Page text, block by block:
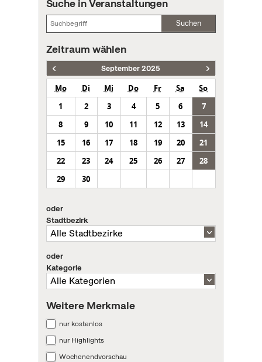
Suche in Veranstaltungen
Suchen
Zeitraum wählen
September 2025
Mo Di Mi Do Fr Sa
So
1
2 3 4 5 6
7
8
9 10 11 12 13
14
15
16 17 18 19 20
21
22
23 24 25 26 27
28
29
30
oder
Stadtbezirk
oder
Kategorie
Weitere Merkmale
nur kostenlos
nur Highlights
Wochenendvorschau